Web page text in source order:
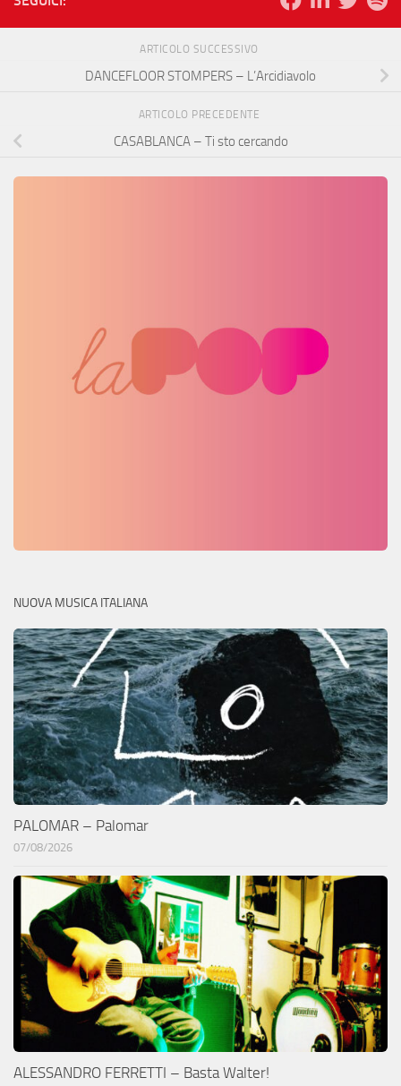
ARTICOLO SUCCESSIVO
DANCEFLOOR STOMPERS – L’Arcidiavolo
ARTICOLO PRECEDENTE
CASABLANCA – Ti sto cercando
NUOVA MUSICA ITALIANA
PALOMAR – Palomar
07/08/2026
ALESSANDRO FERRETTI – Basta Walter!